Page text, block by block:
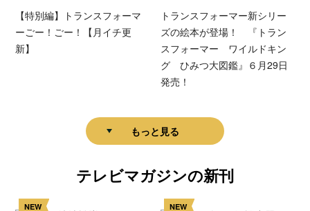
【特別編】トランスフォーマ
ーごー！ごー！【月イチ更
新】
トランスフォーマー新シリー
ズの絵本が登場！ 『トラン
スフォーマー ワイルドキン
グ ひみつ大図鑑』６月29日
発売！
もっと見る
テレビマガジンの新刊
NEW NEW